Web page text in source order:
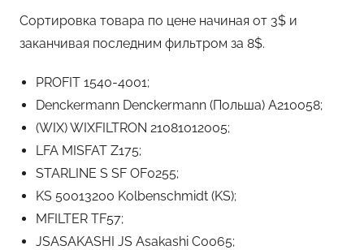
Сортировка товара по цене начиная от 3$ и
заканчивая последним фильтром за 8$.
PROFIT 1540-4001;
Denckermann Denckermann (Польша) A210058;
(WIX) WIXFILTRON 21081012005;
LFA MISFAT Z175;
STARLINE S SF OF0255;
KS 50013200 Kolbenschmidt (KS);
MFILTER TF57;
JSASAKASHI JS Asakashi C0065;